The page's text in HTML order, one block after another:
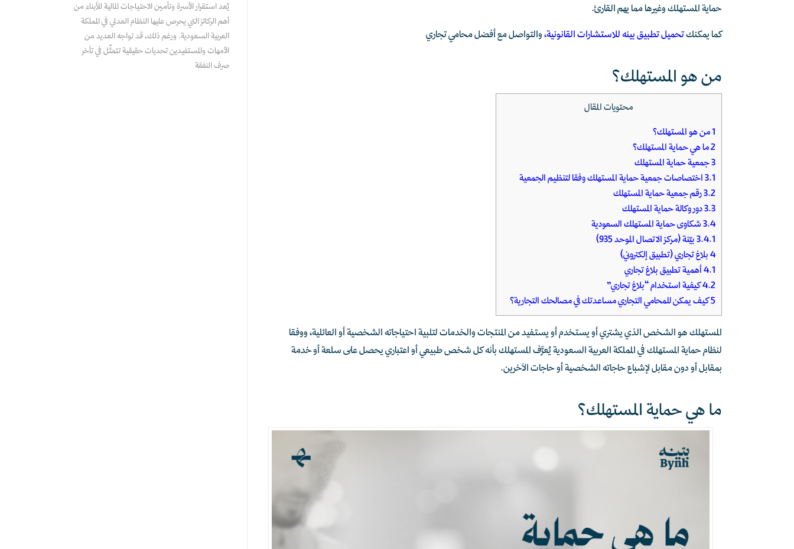
حماية المستهلك وغيرها مما يهم القارئ.
كما يمكنكتحميل تطبيق بينه للاستشارات القانونية، والتواصل مع أفضل محامي تجاري
من هو المستهلك؟
محتويات المقال
1من هو المستهلك؟
2ما هي حماية المستهلك؟
3جمعية حماية المستهلك
3.1اختصاصات جمعية حماية المستهلك وفقا لتنظيم الجمعية
3.2رقم جمعية حماية المستهلك
3.3دور وكالة حماية المستهلك
3.4شكاوى حماية المستهلك السعودية
3.4.1بيّنة (مركز الاتصال الموحد 935)
4بلاغ تجاري (تطبيق إلكتروني)
4.1أهمية تطبيق بلاغ تجاري
4.2كيفية استخدام “بلاغ تجاري”
5كيف يمكن للمحامي التجاري مساعدتك في مصالحك التجارية؟
المستهلك هو الشخص الذي يشتري أو يستخدم أو يستفيد من المنتجات والخدمات لتلبية احتياجاته الشخصية أو العائلية، ووفقا
لنظام حماية المستهلك في المملكة العربية السعودية يُعرَّف المستهلك بأنه كل شخص طبيعي أو اعتباري يحصل على سلعة أو خدمة
بمقابل أو دون مقابل لإشباع حاجاته الشخصية أو حاجات الآخرين.
ما هي حماية المستهلك؟
يُعد استقرار الأسرة وتأمين الاحتياجات المالية للأبناء من
أهم الركائز التي يحرص عليها النظام العدلي في المملكة
العربية السعودية. ورغم ذلك، قد تواجه العديد من
الأمهات والمستفيدين تحديات حقيقية تتمثّل في تأخر
صرف النفقة